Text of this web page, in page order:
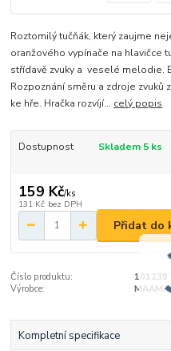
Roztomilý tučňák, který zaujme
oranžového vypínače na hlavičce
střídavě zvuky a veselé melodie.
Rozpoznání směru a zdroje
ke hře. Hračka rozvíjí... celý popis
Dostupnost Skladem 5 ks
159 Kč/ks
131 Kč bez DPH
Přidat do
Číslo produktu:
101239
Výrobce:
Kompletní specifikace